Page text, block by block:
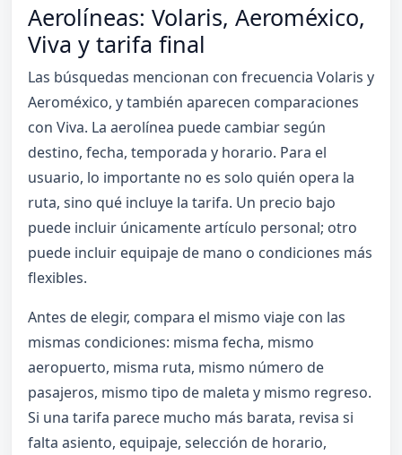
Aerolíneas: Volaris, Aeroméxico,
Viva y tarifa final
Las búsquedas mencionan con frecuencia Volaris y
Aeroméxico, y también aparecen comparaciones
con Viva. La aerolínea puede cambiar según
destino, fecha, temporada y horario. Para el
usuario, lo importante no es solo quién opera la
ruta, sino qué incluye la tarifa. Un precio bajo
puede incluir únicamente artículo personal; otro
puede incluir equipaje de mano o condiciones más
flexibles.
Antes de elegir, compara el mismo viaje con las
mismas condiciones: misma fecha, mismo
aeropuerto, misma ruta, mismo número de
pasajeros, mismo tipo de maleta y mismo regreso.
Si una tarifa parece mucho más barata, revisa si
falta asiento, equipaje, selección de horario,